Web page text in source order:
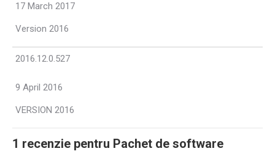
17 March 2017
Version 2016
2016.12.0.527
9 April 2016
VERSION 2016
1 recenzie pentru Pachet de software